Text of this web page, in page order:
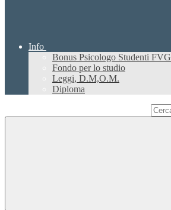
Info
Bonus Psicologo Studenti FVG
Fondo per lo studio
Leggi, D.M,O.M.
Diploma